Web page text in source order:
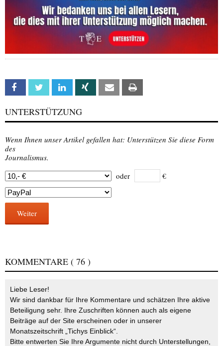
Facebook Twitter Linkedin Xing Email
UNTERSTÜTZUNG
Wenn Ihnen unser Artikel gefallen hat: Unterstützen Sie diese Form
des
Journalismus.
oder
€
Weiter
KOMMENTARE ( 76 )
Liebe Leser!
Wir sind dankbar für Ihre Kommentare und schätzen Ihre aktive
Beteiligung sehr. Ihre Zuschriften können auch als eigene
Beiträge auf der Site erscheinen oder in unserer
Monatszeitschrift „Tichys Einblick“.
Bitte entwerten Sie Ihre Argumente nicht durch Unterstellungen,